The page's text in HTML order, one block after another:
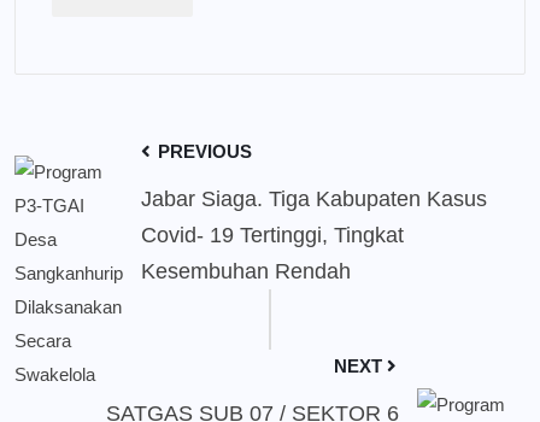
PREVIOUS
Jabar Siaga. Tiga Kabupaten Kasus
Covid- 19 Tertinggi, Tingkat
Kesembuhan Rendah
NEXT
SATGAS SUB 07 / SEKTOR 6